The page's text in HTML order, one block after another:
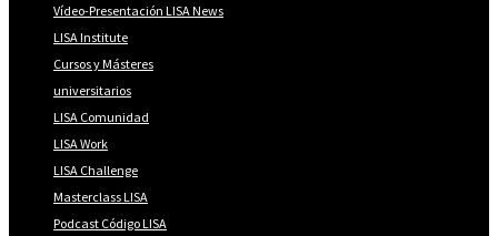
Vídeo-Presentación LISA News
LISA Institute
Cursos y Másteres
universitarios
LISA Comunidad
LISA Work
LISA Challenge
Masterclass LISA
Podcast Código LISA